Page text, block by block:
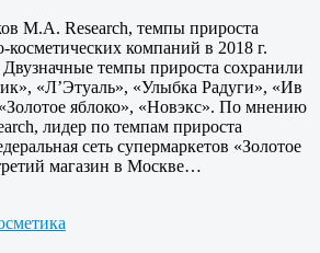
M.A. Research, темпы прироста
компаний в 2018 г.
Двузначные темпы прироста сохранили
«Л’Этуаль», «Улыбка Радуги», «Ив
яблоко», «Новэкс». По мнению
лидер по темпам прироста
сеть супермаркетов «Золотое
магазин в Москве…